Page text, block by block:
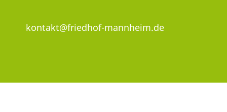
kontakt@friedhof-mannheim.de